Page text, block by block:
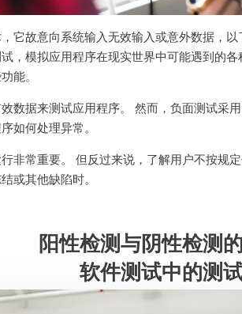
它故意向系统输入无效输入或意外数据，
，模拟应用程序在现实世界中可能遇到的
能。
数据来测试应用程序。 然而，负面测试采
如何处理异常。
非常重要。 但反过来说，了解用户不按规
或其他缺陷时。
阳性检测与阴性检测
软件测试中的测